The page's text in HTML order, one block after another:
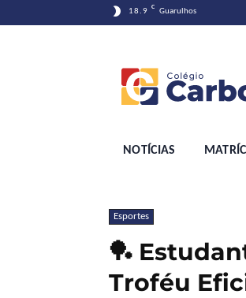
18.9 C Guarulhos
NOTÍCIAS
Esportes
🏓
Troféu